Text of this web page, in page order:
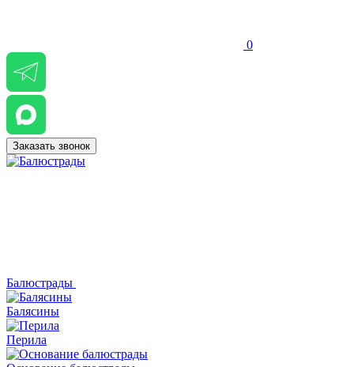
0
Заказать звонок
Балюстрады
Балясины
Перила